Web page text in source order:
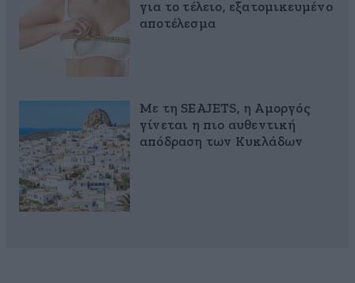
για το τέλειο, εξατομικευμένο
αποτέλεσμα
Με τη SEAJETS, η Αμοργός
γίνεται η πιο αυθεντική
απόδραση των Κυκλάδων